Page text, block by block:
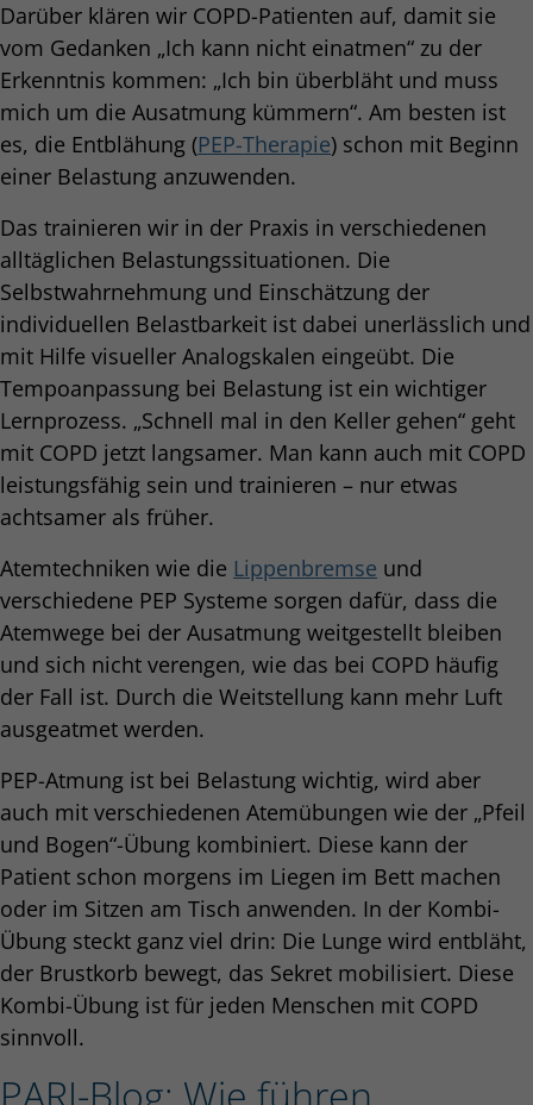
Darüber klären wir COPD-Patienten auf, damit sie
vom Gedanken „Ich kann nicht einatmen“ zu der
Erkenntnis kommen: „Ich bin überbläht und muss
mich um die Ausatmung kümmern“. Am besten ist
es, die Entblähung (PEP-Therapie) schon mit Beginn
einer Belastung anzuwenden.
Das trainieren wir in der Praxis in verschiedenen
alltäglichen Belastungssituationen. Die
Selbstwahrnehmung und Einschätzung der
individuellen Belastbarkeit ist dabei unerlässlich und
mit Hilfe visueller Analogskalen eingeübt. Die
Tempoanpassung bei Belastung ist ein wichtiger
Lernprozess. „Schnell mal in den Keller gehen“ geht
mit COPD jetzt langsamer. Man kann auch mit COPD
leistungsfähig sein und trainieren – nur etwas
achtsamer als früher.
Atemtechniken wie die Lippenbremse und
verschiedene PEP Systeme sorgen dafür, dass die
Atemwege bei der Ausatmung weitgestellt bleiben
und sich nicht verengen, wie das bei COPD häufig
der Fall ist. Durch die Weitstellung kann mehr Luft
ausgeatmet werden.
PEP-Atmung ist bei Belastung wichtig, wird aber
auch mit verschiedenen Atemübungen wie der „Pfeil
und Bogen“-Übung kombiniert. Diese kann der
Patient schon morgens im Liegen im Bett machen
oder im Sitzen am Tisch anwenden. In der Kombi-
Übung steckt ganz viel drin: Die Lunge wird entbläht,
der Brustkorb bewegt, das Sekret mobilisiert. Diese
Kombi-Übung ist für jeden Menschen mit COPD
sinnvoll.